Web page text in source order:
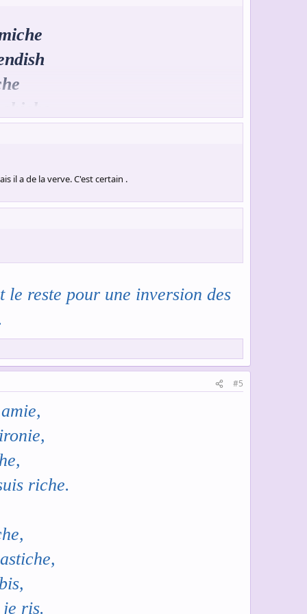
il a de la verve. C'est certain .
reste pour une inversion des
#5
riche.
ris.